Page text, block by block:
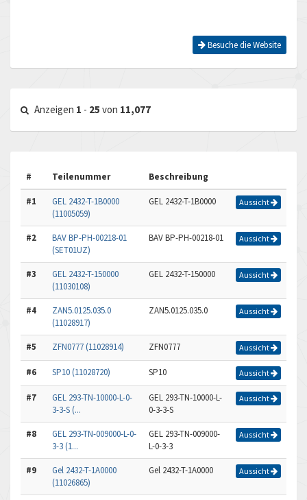
Besuche die Website
Anzeigen 1 - 25 von 11,077
# Teilenummer Beschreibung
#1
GEL 2432-T-1B0000
(11005059)
GEL 2432-T-1B0000 Aussicht
#2
BAV BP-PH-00218-01
(SET01UZ)
BAV BP-PH-00218-01 Aussicht
#3
GEL 2432-T-150000
(11030108)
GEL 2432-T-150000 Aussicht
#4
ZAN5.0125.035.0
(11028917)
ZAN5.0125.035.0 Aussicht
#5 ZFN0777 (11028914) ZFN0777 Aussicht
#6 SP10 (11028720) SP10 Aussicht
#7
GEL 293-TN-10000-L-0-
3-3-S (...
GEL 293-TN-10000-L-
0-3-3-S
Aussicht
#8
GEL 293-TN-009000-L-0-
3-3 (1...
GEL 293-TN-009000-
L-0-3-3
Aussicht
#9
Gel 2432-T-1A0000
(11026865)
Gel 2432-T-1A0000 Aussicht